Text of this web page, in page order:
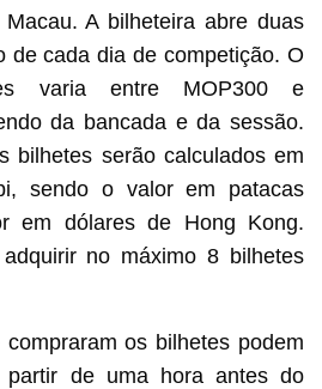
A bilheteira abre duas
de cada dia de competição. O
varia entre MOP300 e
da bancada e da sessão.
bilhetes serão calculados em
sendo o valor em patacas
em dólares de Hong Kong.
no máximo 8 bilhetes
os bilhetes podem
de uma hora antes do